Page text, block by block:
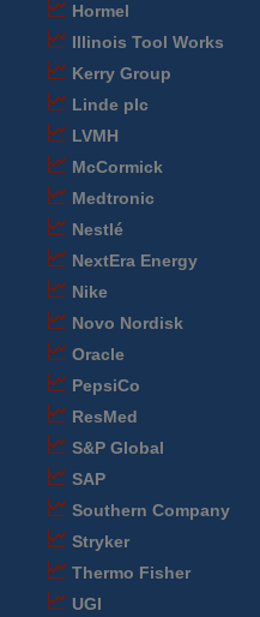
Hormel
Illinois Tool Works
Kerry Group
Linde plc
LVMH
McCormick
Medtronic
Nestlé
NextEra Energy
Nike
Novo Nordisk
Oracle
PepsiCo
ResMed
S&P Global
SAP
Southern Company
Stryker
Thermo Fisher
UGI